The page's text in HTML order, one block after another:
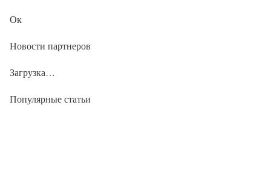
Ок
Новости партнеров
Загрузка…
Популярные статьи